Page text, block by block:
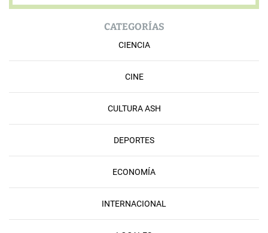
CATEGORÍAS
CIENCIA
CINE
CULTURA ASH
DEPORTES
ECONOMÍA
INTERNACIONAL